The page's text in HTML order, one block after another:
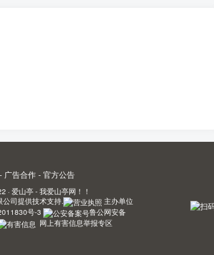
- 广告合作 - 官方公告
· 爱山亭 - 我爱山亭网！！
公司提供技术支持.
主办单位
号-3
鲁公网安备
网上有害信息举报专区